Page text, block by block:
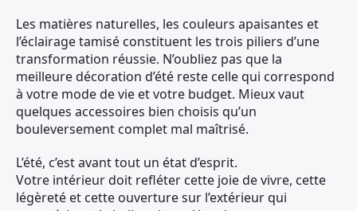
Les matières naturelles, les couleurs apaisantes et
l’éclairage tamisé constituent les trois piliers d’une
transformation réussie. N’oubliez pas que la
meilleure décoration d’été reste celle qui correspond
à votre mode de vie et votre budget. Mieux vaut
quelques accessoires bien choisis qu’un
bouleversement complet mal maîtrisé.
L’été, c’est avant tout un état d’esprit.
Votre intérieur doit refléter cette joie de vivre, cette
légèreté et cette ouverture sur l’extérieur qui